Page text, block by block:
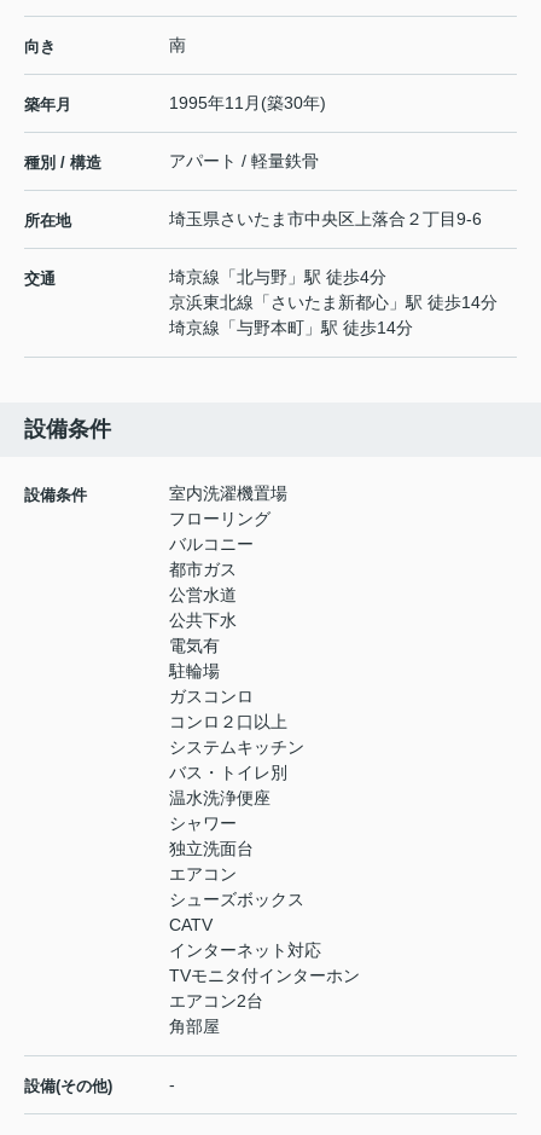
向き 南
築年月 1995年11月(築30年)
種別 / 構造 アパート / 軽量鉄骨
所在地 埼玉県さいたま市中央区上落合 ２丁目9-6
交通 埼京線 「北与野 」駅 徒歩4分
京浜東北線 「さいたま新都心 」駅 徒歩14分
埼京線 「与野本町 」駅 徒歩14分
設備条件
設備条件
室内洗濯機置場
フローリング
バルコニー
都市ガス
公営水道
公共下水
電気有
駐輪場
ガスコンロ
コンロ２口以上
システムキッチン
バス・トイレ別
温水洗浄便座
シャワー
独立洗面台
エアコン
シューズボックス
CATV
インターネット対応
TVモニタ付インターホン
エアコン2台
角部屋
設備(その他) -